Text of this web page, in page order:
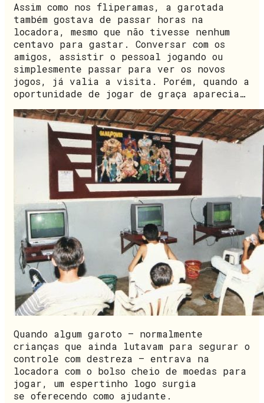
Assim como nos fliperamas, a garotada
também gostava de passar horas na
locadora, mesmo que não tivesse nenhum
centavo para gastar. Conversar com os
amigos, assistir o pessoal jogando ou
simplesmente passar para ver os novos
jogos, já valia a visita. Porém, quando a
oportunidade de jogar de graça aparecia…
Quando algum garoto – normalmente
crianças que ainda lutavam para segurar o
controle com destreza – entrava na
locadora com o bolso cheio de moedas para
jogar, um espertinho logo surgia
se oferecendo como ajudante.